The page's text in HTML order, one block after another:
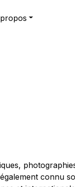
connu